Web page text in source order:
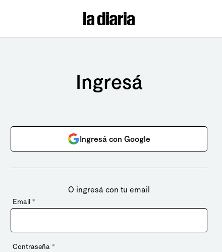
Ingresá
Ingresá con Google
O ingresá con tu email
Email *
Contraseña *